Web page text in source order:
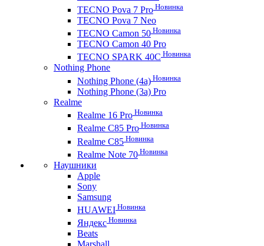
TECNO Pova 7 Pro Новинка
TECNO Pova 7 Neo
TECNO Camon 50 Новинка
TECNO Camon 40 Pro
TECNO SPARK 40C Новинка
Nothing Phone
Nothing Phone (4a) Новинка
Nothing Phone (3a) Pro
Realme
Realme 16 Pro Новинка
Realme C85 Pro Новинка
Realme C85 Новинка
Realme Note 70 Новинка
Наушники
Apple
Sony
Samsung
HUAWEI Новинка
Яндекс Новинка
Beats